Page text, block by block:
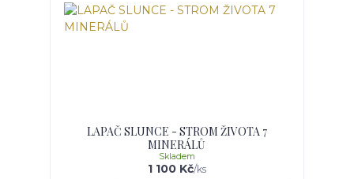
LAPAČ SLUNCE - STROM ŽIVOTA 7
MINERÁLŮ
1 100 Kč/ks
Skladem